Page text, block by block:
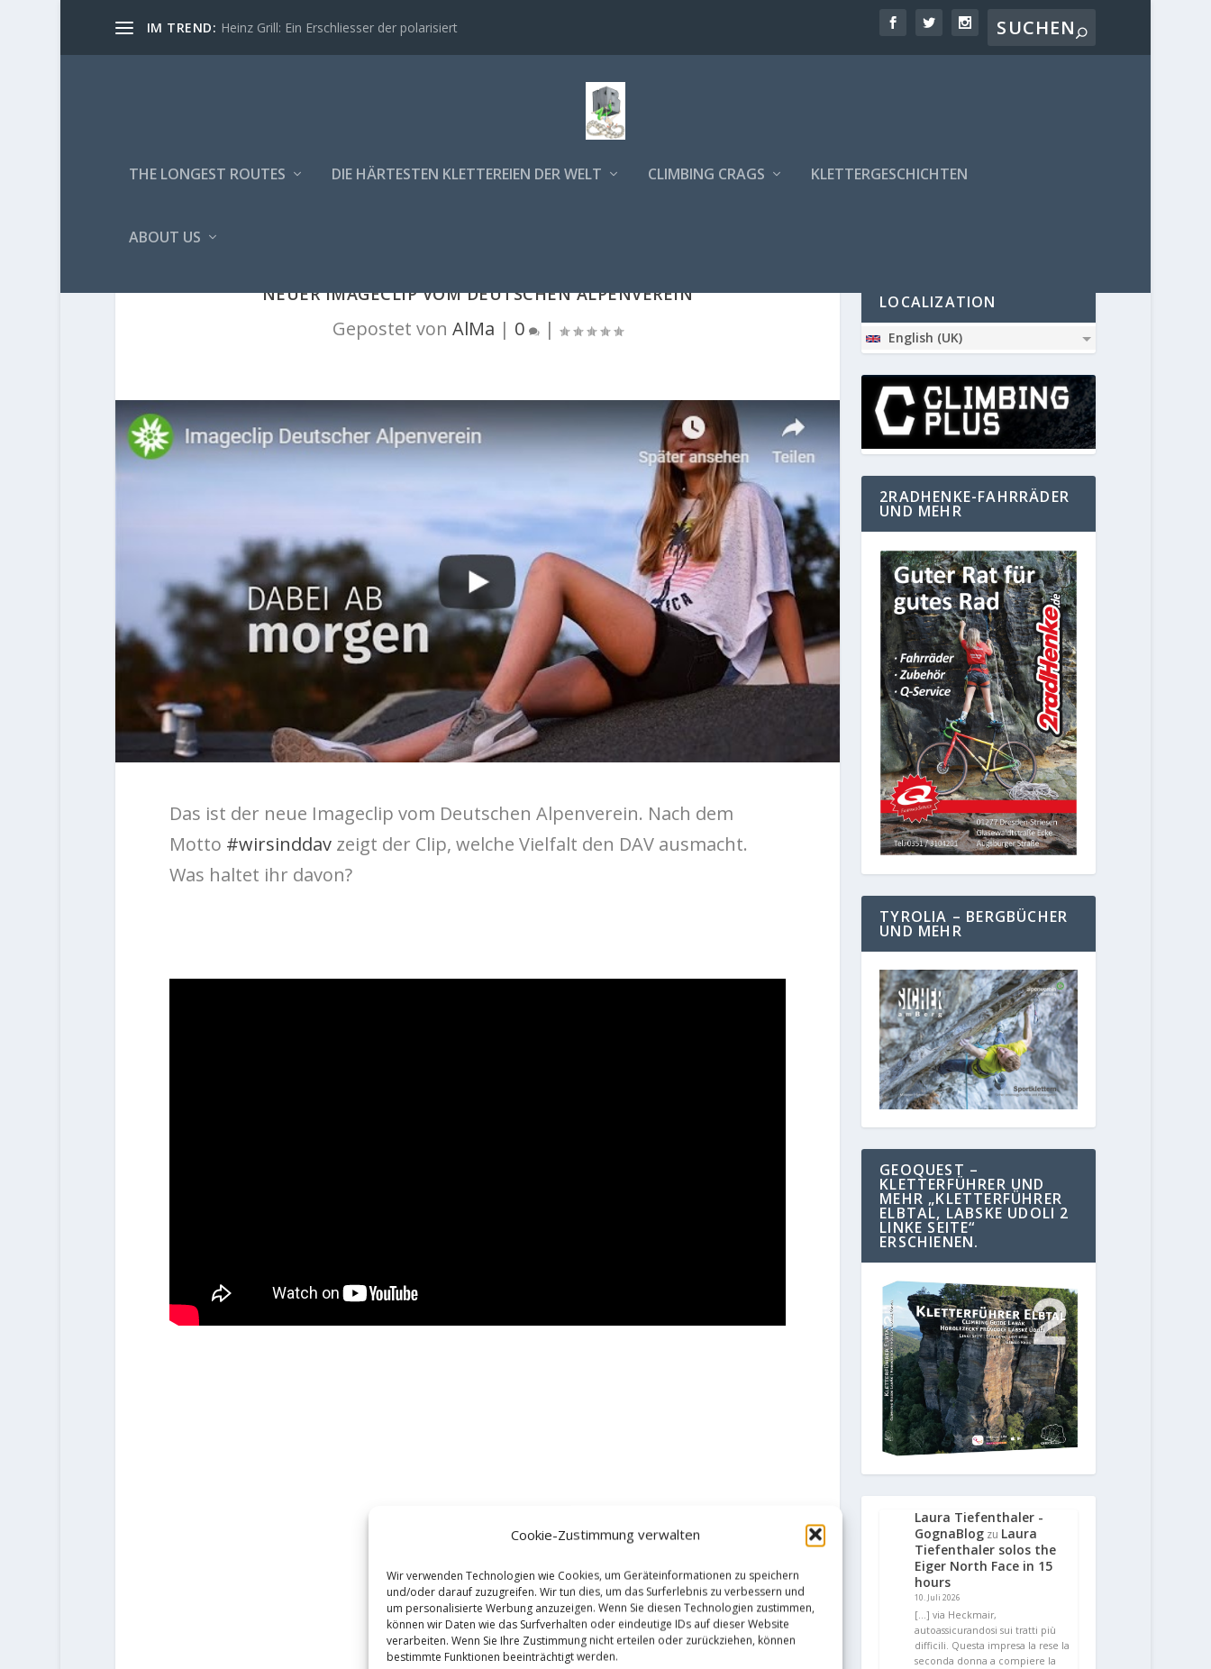
Cookie-Zustimmung verwalten
Wir verwenden Technologien wie Cookies, um Geräteinformationen zu speichern
und/oder darauf zuzugreifen. Wir tun dies, um das Surferlebnis zu verbessern und
um personalisierte Werbung anzuzeigen. Wenn Sie diesen Technologien zustimmen,
können wir Daten wie das Surfverhalten oder eindeutige IDs auf dieser Website
verarbeiten. Wenn Sie Ihre Zustimmung nicht erteilen oder zurückziehen, können
bestimmte Funktionen beeinträchtigt werden.
IM TREND: Heinz Grill: Ein Erschliesser der polarisiert
THE LONGEST ROUTES DIE HÄRTESTEN KLETTEREIEN DER WELT CLIMBING CRAGS KLETTERGESCHICHTEN
ABOUT US
NEUER IMAGECLIP VOM DEUTSCHEN ALPENVEREIN
Gepostet von AlMa | 0 |
Das ist der neue Imageclip vom Deutschen Alpenverein. Nach dem
Motto #wirsinddavzeigt der Clip, welche Vielfalt den DAV ausmacht.
Was haltet ihr davon?
LOCALIZATION
English (UK)
2RADHENKE-FAHRRÄDER
UND MEHR
TYROLIA – BERGBÜCHER
UND MEHR
GEOQUEST –
KLETTERFÜHRER UND
MEHR „KLETTERFÜHRER
ELBTAL, LABSKE UDOLI 2
LINKE SEITE“
ERSCHIENEN.
Laura Tiefenthaler -
GognaBlog zu Laura
Tiefenthaler solos the
Eiger North Face in 15
hours
10. Juli 2026
[…] via Heckmair,
autoassicurandosi sui tratti più
difficili. Questa impresa la rese la
seconda donna a compiere la